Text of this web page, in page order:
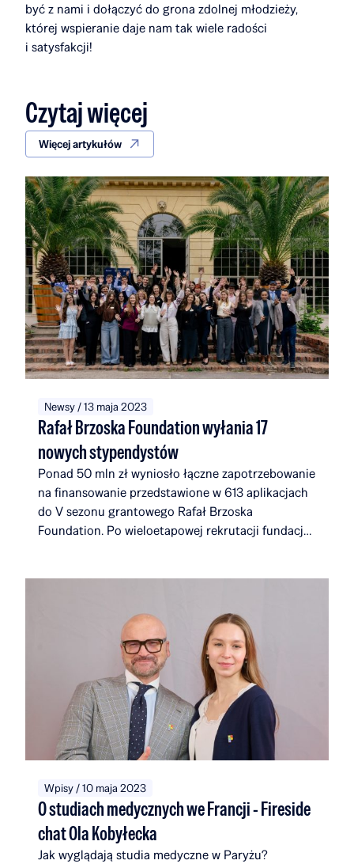
być z nami i dołączyć do grona zdolnej młodzieży,
której wspieranie daje nam tak wiele radości
i satysfakcji!
Czytaj więcej
Więcej artykułów
Newsy / 13 maja 2023
Rafał Brzoska Foundation wyłania 17
nowych stypendystów
Ponad 50 mln zł wyniosło łączne zapotrzebowanie
na finansowanie przedstawione w 613 aplikacjach
do V sezonu grantowego Rafał Brzoska
Foundation. Po wieloetapowej rekrutacji fundacja
świecie. W ciągu pięciu edycji Rafał Brzoska
Foundation przeznaczyło na edukację i rozwój
talentów ponad 22 mln zł. Fundusze w 100%
pochodzą z inicjatywy TOP CHARITY, której
organizatorami są Omenaa Mensah i Rafał Brzoska
angażując przedstawicieli biznesu, kultury i sztuki
z całego świata.
Wpisy / 10 maja 2023
O studiach medycznych we Francji - Fireside
chat Ola Kobyłecka
Jak wyglądają studia medyczne w Paryżu?